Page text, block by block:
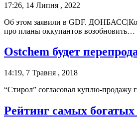
17:26, 14 Липня , 2022
Об этом заявили в GDF.
про планы оккупантов возобновить…
Ostchem будет
14:19, 7 Травня , 2018
“Стирол” согласовал куплю-продажу
Рейтинг самых